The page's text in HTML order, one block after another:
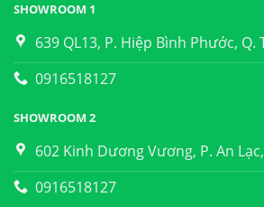
SHOWROOM 1
639 QL13, P. Hiệp Bình Phước, Q.
0916518127
SHOWROOM 2
602 Kinh Dương Vương, P. An
0916518127